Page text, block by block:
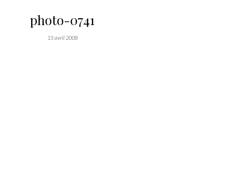
photo-0741
15 avril 2008